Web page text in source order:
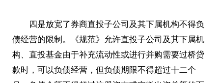
四是放宽了券商直投子公司及其下属机构不得负
债经营的限制。《规范》允许直投子公司及其下属机
构、直投基金由于补充流动性或进行并购需要过桥贷
款时，可以负债经营，但负债期限不得超过十二个